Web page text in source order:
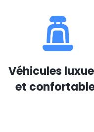
Véhicules
et